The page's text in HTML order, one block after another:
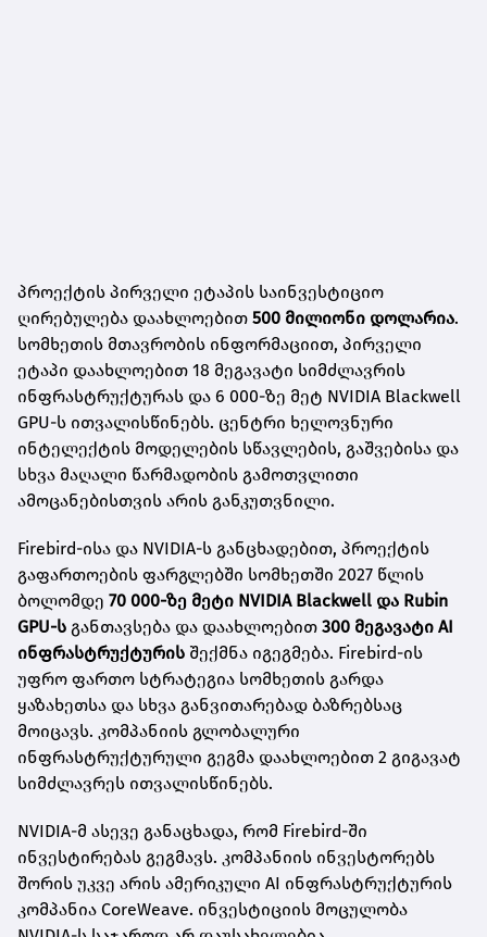
პროექტის პირველი ეტაპის საინვესტიციო
ღირებულება დაახლოებით 500 მილიონი დოლარია.
სომხეთის მთავრობის ინფორმაციით, პირველი
ეტაპი დაახლოებით 18 მეგავატი სიმძლავრის
ინფრასტრუქტურას და 6 000-ზე მეტ NVIDIA Blackwell
GPU-ს ითვალისწინებს. ცენტრი ხელოვნური
ინტელექტის მოდელების სწავლების, გაშვებისა და
სხვა მაღალი წარმადობის გამოთვლითი
ამოცანებისთვის არის განკუთვნილი.
Firebird-ისა და NVIDIA-ს განცხადებით, პროექტის
გაფართოების ფარგლებში სომხეთში 2027 წლის
ბოლომდე 70 000-ზე მეტი NVIDIA Blackwell და Rubin
GPU-ს განთავსება და დაახლოებით 300 მეგავატი AI
ინფრასტრუქტურის შექმნა იგეგმება. Firebird-ის
უფრო ფართო სტრატეგია სომხეთის გარდა
ყაზახეთსა და სხვა განვითარებად ბაზრებსაც
მოიცავს. კომპანიის გლობალური
ინფრასტრუქტურული გეგმა დაახლოებით 2 გიგავატ
სიმძლავრეს ითვალისწინებს.
NVIDIA-მ ასევე განაცხადა, რომ Firebird-ში
ინვესტირებას გეგმავს. კომპანიის ინვესტორებს
შორის უკვე არის ამერიკული AI ინფრასტრუქტურის
კომპანია CoreWeave. ინვესტიციის მოცულობა